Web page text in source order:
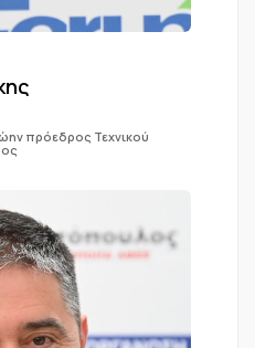
πρόεδρος Τεχνικού